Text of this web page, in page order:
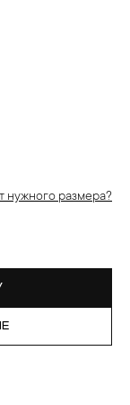
нужного размера?